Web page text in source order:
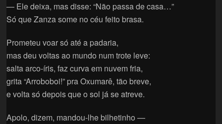
— Ele deixa, mas disse: “Não passa de casa…”
Só que Zanza some no céu feito brasa.
Prometeu voar só até a padaria,
mas deu voltas ao mundo num trote leve:
salta arco-íris, faz curva em nuvem fria,
grita “Arroboboi!” pra Oxumarê, tão breve,
e volta só depois que o sol já se atreve.
Apolo, dizem, mandou-lhe bilhetinho —